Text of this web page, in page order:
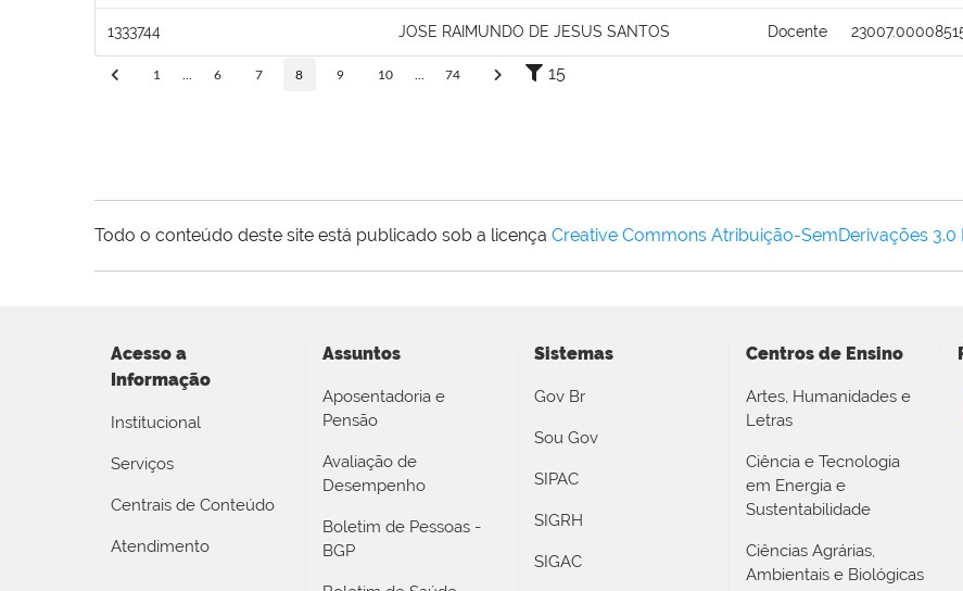
1333744 JOSE RAIMUNDO DE JESUS SANTOS Docente
1 6 7 8 9 10 74 15
Todo o conteúdo deste site está publicado sob a licença Creative Commons Atribuição-SemDerivações 3.0
Acesso a
Informação
Institucional
Serviços
Centrais de Conteúdo
Atendimento
Assuntos
Aposentadoria e
Pensão
Avaliação de
Desempenho
Boletim de Pessoas -
BGP
Sistemas
Gov Br
Sou Gov
SIPAC
SIGRH
SIGAC
Centros de Ensino
Artes, Humanidades e
Letras
Ciência e Tecnologia
em Energia e
Sustentabilidade
Ciências Agrárias,
Ambientais e Biológicas